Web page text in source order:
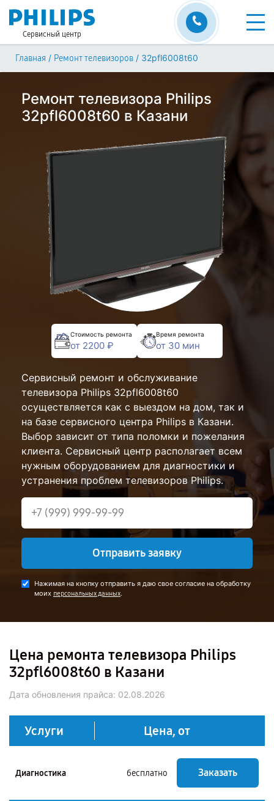
Сервисный центр
Главная / Ремонт телевизоров / 32pfl6008t60
Ремонт телевизора Philips
32pfl6008t60 в Казани
Стоимость ремонта
от 2200 ₽
Время ремонта
от 30 мин
Сервисный ремонт и обслуживание
телевизора Philips 32pfl6008t60
осуществляется как с выездом на дом, так и
на базе сервисного центра Philips в Казани.
Выбор зависит от типа поломки и пожелания
клиента. Сервисный центр располагает всем
нужным оборудованием для диагностики и
устранения проблем телевизоров Philips.
Отправить заявку
Нажимая на кнопку отправить я даю свое согласие на обработку
моих персональных данных.
Цена ремонта телевизора Philips
32pfl6008t60 в Казани
Дата обновления прайса: 02.08.2026
Услуги Цена, от
Диагностика бесплатно Заказать